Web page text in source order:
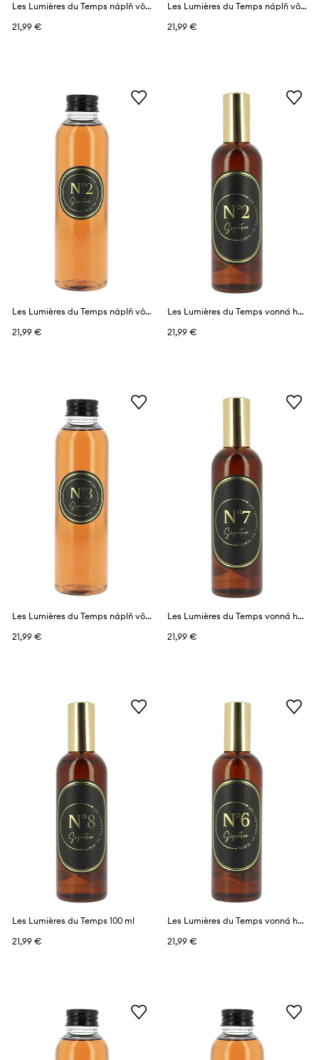
Les Lumières du Temps náplň vône 150 ml
21,99 €
Les Lumières du Temps náplň vône 150 ml
21,99 €
Les Lumières du Temps náplň vône 150 ml
21,99 €
Les Lumières du Temps vonná hmla s vôňou 100 ml
21,99 €
Les Lumières du Temps náplň vône 150 ml
21,99 €
Les Lumières du Temps vonná hmla s vôňou 100 ml
21,99 €
Les Lumières du Temps 100 ml
21,99 €
Les Lumières du Temps vonná hmla s vôňou 100 ml
21,99 €